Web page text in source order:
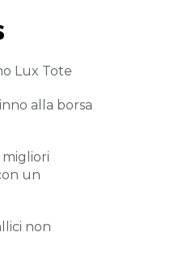
Lux Tote
alla borsa
migliori
un
non